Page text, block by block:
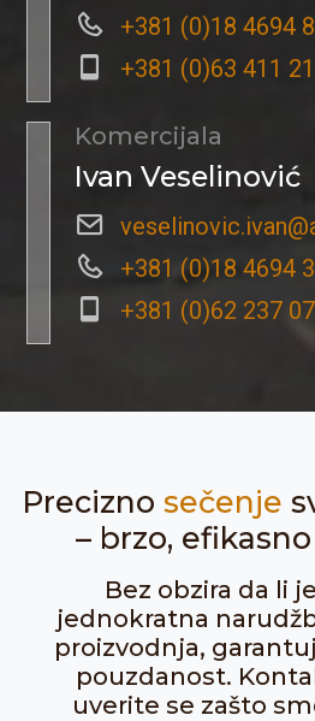
+381 (0)18 4694
+381 (0)63 411
Komercijala
Ivan Veselinović
+381 (0)18 4694
+381 (0)62 237
Precizno sečenje
– brzo,
Bez obzira da li
jednokratna
proizvodnja,
pouzdanost.
uverite se zašto